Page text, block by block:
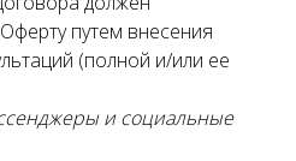
путем внесения
(полной и/или ее
и социальные